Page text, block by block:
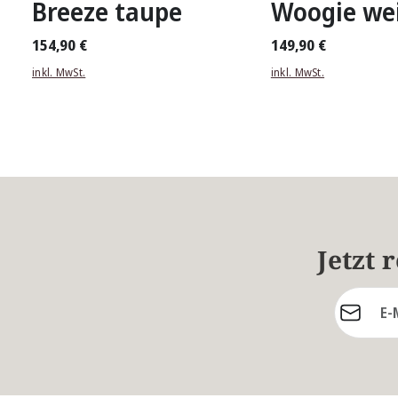
Breeze taupe
154,90 €
inkl. MwSt.
Woogie
149,90 €
inkl. MwSt.
Jetzt
E-Mail-